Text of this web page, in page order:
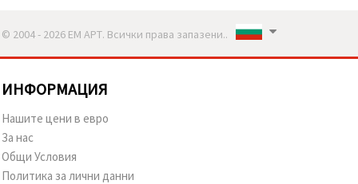
© 2004 - 2026 ЕМ АРТ. Всички права запазени..
ИНФОРМАЦИЯ
Нашите цени в евро
За нас
Общи Условия
Политика за лични данни